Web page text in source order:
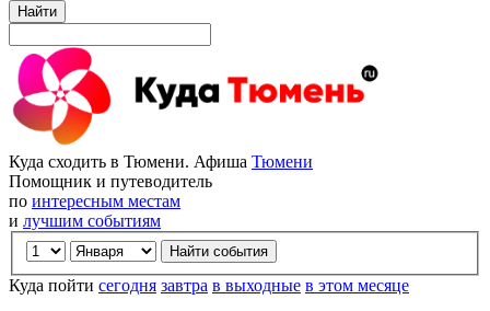
Найти
Куда сходить в Тюмени. Афиша Тюмени
Помощник и путеводитель
по интересным местам
и лучшим событиям
Куда пойти сегодня завтра в выходные в этом месяце